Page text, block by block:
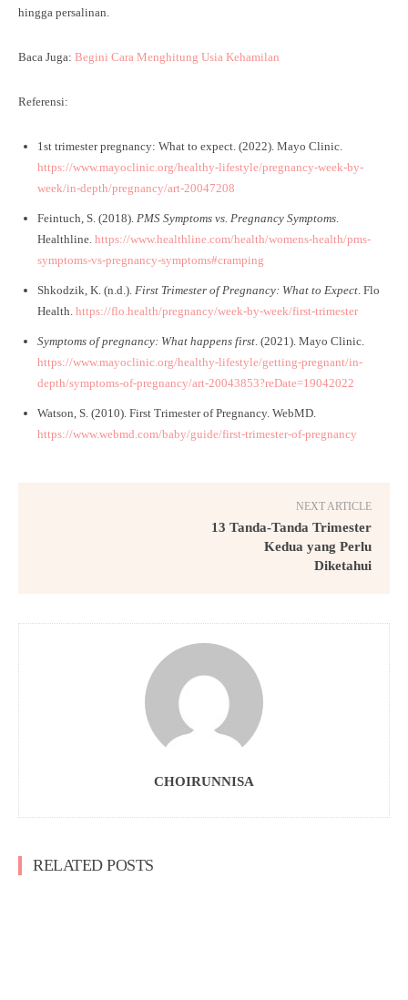
hingga persalinan.
Baca Juga: Begini Cara Menghitung Usia Kehamilan
Referensi:
1st trimester pregnancy: What to expect. (2022). Mayo Clinic.
https://www.mayoclinic.org/healthy-lifestyle/pregnancy-week-by-
week/in-depth/pregnancy/art-20047208
Feintuch, S. (2018). PMS Symptoms vs. Pregnancy Symptoms.
Healthline. https://www.healthline.com/health/womens-health/pms-
symptoms-vs-pregnancy-symptoms#cramping
Shkodzik, K. (n.d.). First Trimester of Pregnancy: What to Expect. Flo
Health. https://flo.health/pregnancy/week-by-week/first-trimester
Symptoms of pregnancy: What happens first. (2021). Mayo Clinic.
https://www.mayoclinic.org/healthy-lifestyle/getting-pregnant/in-
depth/symptoms-of-pregnancy/art-20043853?reDate=19042022
Watson, S. (2010). First Trimester of Pregnancy. WebMD.
https://www.webmd.com/baby/guide/first-trimester-of-pregnancy
NEXT ARTICLE
13 Tanda-Tanda Trimester
Kedua yang Perlu
Diketahui
CHOIRUNNISA
RELATED POSTS